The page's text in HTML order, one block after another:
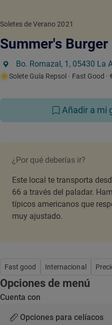
Soletes de Verano 2021
Summer's Burger
Bo. Romazal, 1, 05430 La
Solete Guía Repsol · Fast Good ·
Añadir a mi
¿Por qué deberías ir?
Este local te transporta
66 a través del paladar.
típicos americanos que
muy ajustado.
Fast good Internacional
Opciones de menú
Cuenta con
Opciones para celíacos